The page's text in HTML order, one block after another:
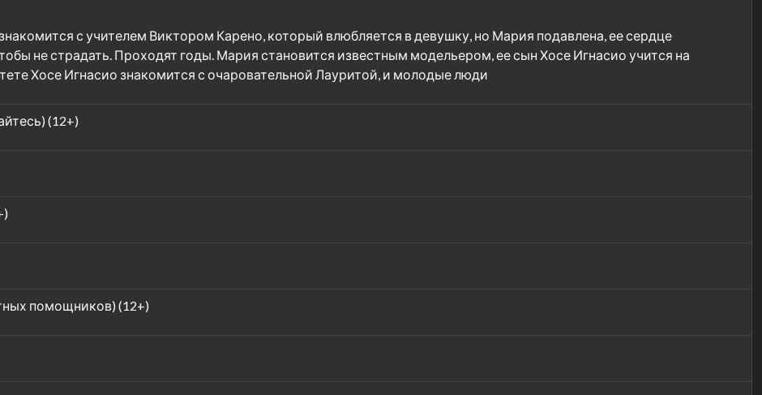
с учителем Виктором Карено, который влюбляется в девушку, но Мария подавлена, ее сердце
не страдать. Проходят годы. Мария становится известным модельером, ее сын Хосе Игнасио учится на
Хосе Игнасио знакомится с очаровательной Лауритой, и молодые люди
(12+)
помощников) (12+)